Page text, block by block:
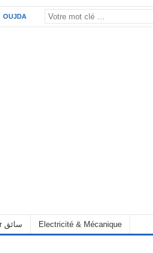
OUJDA
Chauffeur سائق Electricité & Mécanique